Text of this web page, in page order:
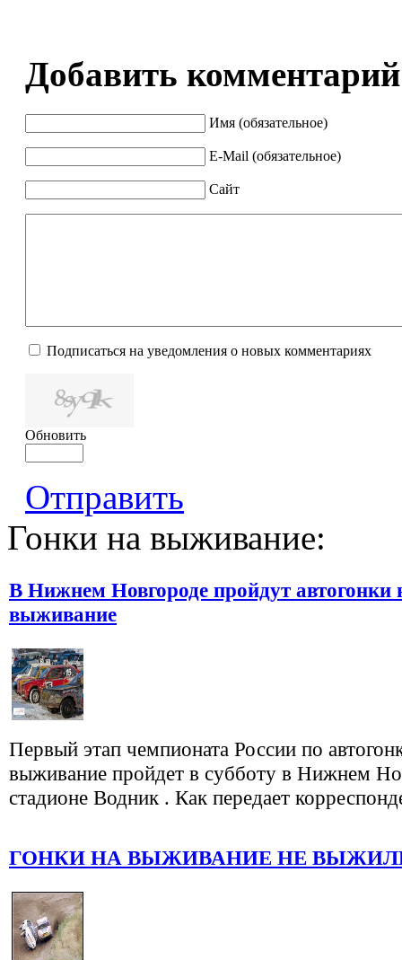
Добавить комментарий
Имя (обязательное)
E-Mail (обязательное)
Сайт
Подписаться на уведомления о новых комментариях
Обновить
Отправить
Гонки на выживание:
В Нижнем Новгороде пройдут автогонки
выживание
Первый этап чемпионата России по
выживание пройдет в субботу в Нижнем
стадионе Водник . Как передает
ГОНКИ НА ВЫЖИВАНИЕ НЕ